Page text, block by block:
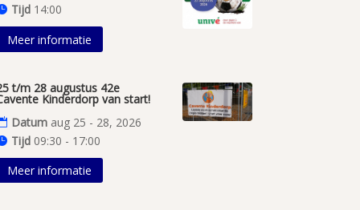
Tijd 14:00
Meer informatie
t/m 28 augustus 42e
Kinderdorp van start!
Datum aug 25 - 28, 2026
Tijd 09:30 - 17:00
Meer informatie